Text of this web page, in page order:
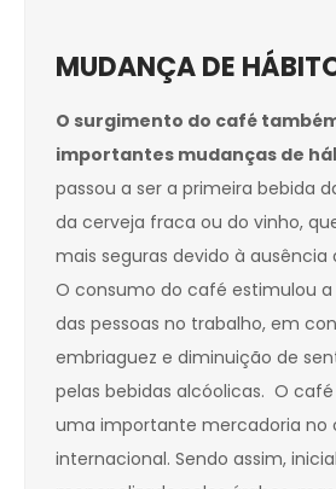
MUDANÇA DE
O surgimento do café
importantes mudanças de
passou a ser a primeira bebida
da cerveja fraca ou do vinho,
mais seguras devido à
O consumo do café estimulou
das pessoas no trabalho, em
embriaguez e diminuição de
pelas bebidas alcóolicas. O
uma importante mercadoria no
internacional. Sendo assim,